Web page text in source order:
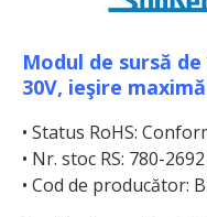
Modul de sursă
30V, ieşire
• Status RoHS:
• Nr. stoc RS: 780-2692
• Cod de producător: